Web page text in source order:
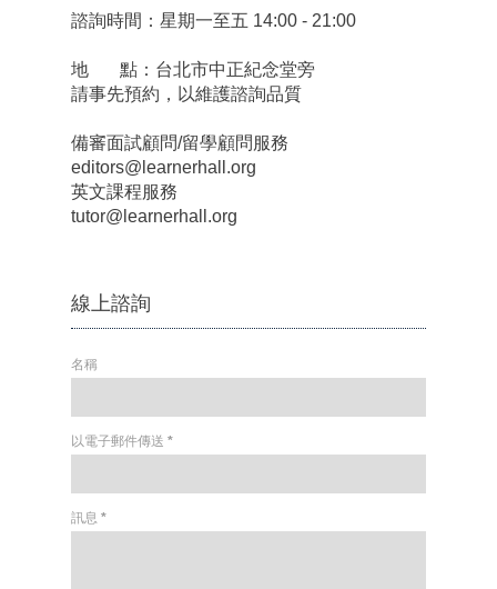
諮詢時間：星期一至五 14:00 - 21:00
地 點：台北市中正紀念堂旁
請事先預約，以維護諮詢品質
備審面試顧問/留學顧問服務
editors@learnerhall.org
英文課程服務
tutor@learnerhall.org
線上諮詢
名稱
以電子郵件傳送 *
訊息 *